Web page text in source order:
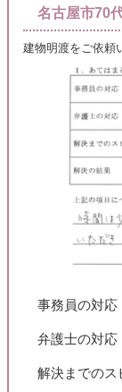
名古屋市70
建物明渡をご依頼
事務員の対応
弁護士の対応
解決までのス